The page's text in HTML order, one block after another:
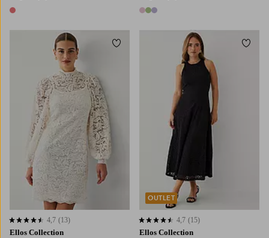
1 kleur 3 kleuren
Ellos Collection
4,7 op basis van 13 beoordelingen
4,7 (13)
Toevoegen aan favorieten
Ellos Collection
4,7 op basis van 15 beoordelingen
4,7 (15)
OUTLET